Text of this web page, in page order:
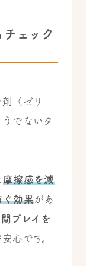
ェック
（ゼリ
でないタ
摩擦感を減
ぐ効果があ
プレイを
心です。